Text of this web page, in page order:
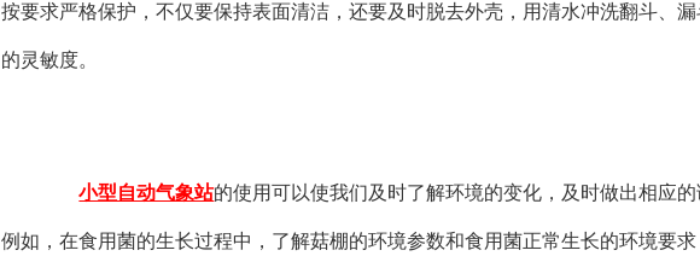
按要求严格保护，不仅要保持表面清洁，还要及时脱去外壳，用清水冲洗翻斗、
的灵敏度。
小型自动气象站的使用可以使我们及时了解环境的变化，及时做出相应的
例如，在食用菌的生长过程中，了解菇棚的环境参数和食用菌正常生长的环境要